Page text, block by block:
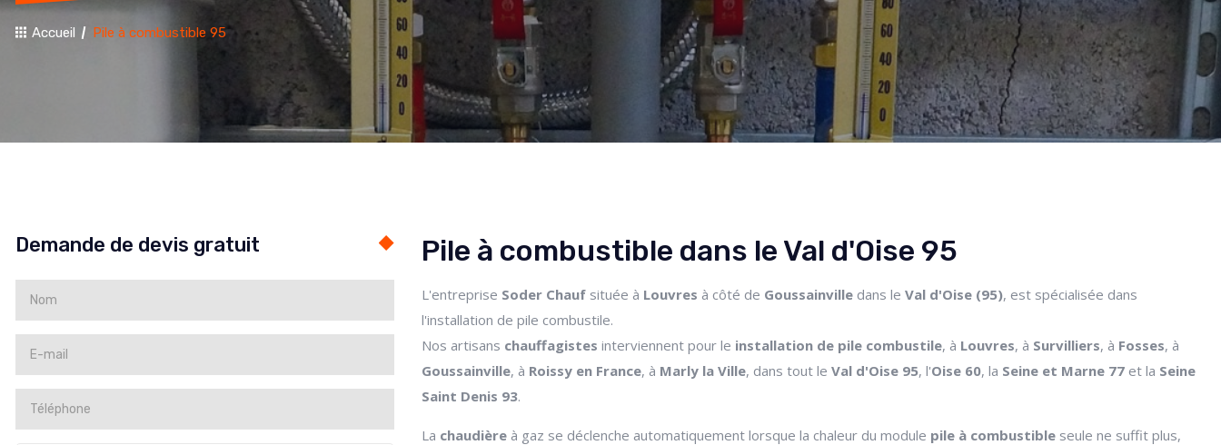
Accueil Pile à combustible 95
Demande de devis gratuit Pile à combustible dans le Val d'Oise 95
L'entreprise Soder Chaufsituée à Louvres à côté de Goussainvilledans le Val d'Oise (95), est spécialisée dans
l'installation de pile combustile.
Nos artisans chauffagistes interviennent pour le installation de pile combustile, à Louvres, à Survilliers, à Fosses, à
Goussainville, à Roissy en France, à Marly la Ville, dans tout le Val d'Oise 95, l'Oise 60, la Seine et Marne 77et la Seine
Saint Denis 93.
La chaudièreà gaz se déclenche automatiquement lorsque la chaleur du module pile à combustibleseule ne suffit plus,